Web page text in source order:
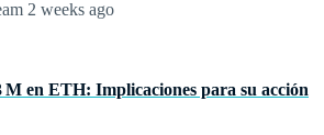
2 weeks ago
en ETH: Implicaciones para su acción